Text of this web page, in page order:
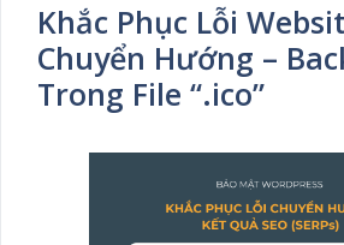
Khắc Phục Lỗi
Chuyển Hướng –
Trong File “.ico”